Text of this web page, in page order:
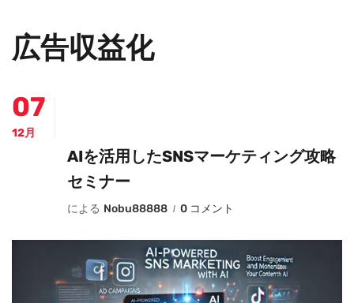
広告収益化
07
12月
AIを活用したSNSマーケティング攻略
セミナー
による Nobu88888 0 コメント